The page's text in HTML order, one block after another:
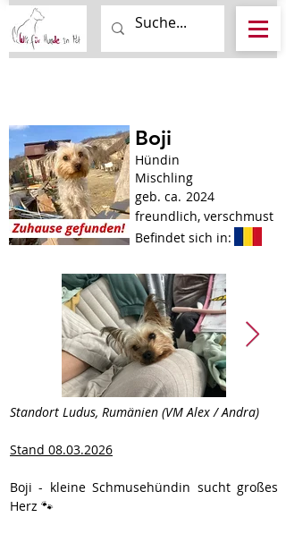
Boji
Hündin
Mischling
geb. ca. 2024
freundlich, verschmust
Befindet sich in:
Standort Ludus, Rumänien (VM Alex / Andra)
Stand 08.03.2026
﻿Boji - kleine Schmusehündin sucht großes
Herz 🐾